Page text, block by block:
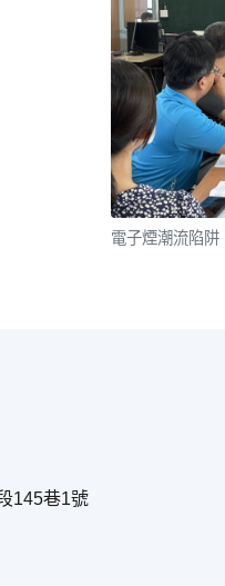
電子煙潮流陷阱
145巷1號